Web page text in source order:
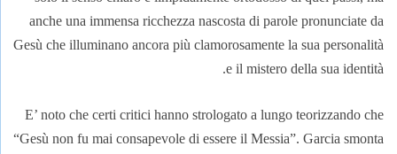
anche una immensa ricchezza nascosta di parole pronunciate da
Gesù che illuminano ancora più clamorosamente la sua personalità
e il mistero della sua identità.
E’ noto che certi critici hanno strologato a lungo teorizzando che
“Gesù non fu mai consapevole di essere il Messia”. Garcia smonta